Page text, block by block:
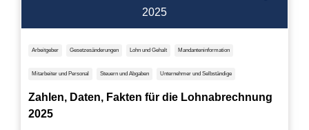
2025
Arbeitgeber Gesetzesänderungen Lohn und Gehalt Mandanteninformation
Mitarbeiter und Personal Steuern und Abgaben Unternehmer und Selbständige
Zahlen, Daten, Fakten für die Lohnabrechnung
2025